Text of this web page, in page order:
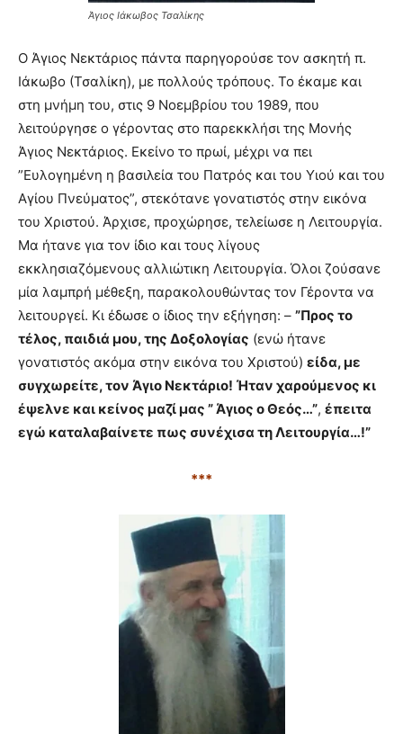
Άγιος Ιάκωβος Τσαλίκης
Ο Άγιος Νεκτάριος πάντα παρηγορούσε τον ασκητή π.
Ιάκωβο (Τσαλίκη), με πολλούς τρόπους. Το έκαμε και
στη μνήμη του, στις 9 Νοεμβρίου του 1989, που
λειτούργησε ο γέροντας στο παρεκκλήσι της Μονής
Άγιος Νεκτάριος. Εκείνο το πρωί, μέχρι να πει
”Ευλογημένη η βασιλεία του Πατρός και του Υιού και του
Αγίου Πνεύματος”, στεκότανε γονατιστός στην εικόνα
του Χριστού. Άρχισε, προχώρησε, τελείωσε η Λειτουργία.
Μα ήτανε για τον ίδιο και τους λίγους
εκκλησιαζόμενους αλλιώτικη Λειτουργία. Όλοι ζούσανε
μία λαμπρή μέθεξη, παρακολουθώντας τον Γέροντα να
λειτουργεί. Κι έδωσε ο ίδιος την εξήγηση: – ”Προς το
τέλος, παιδιά μου, της Δοξολογίας (ενώ ήτανε
γονατιστός ακόμα στην εικόνα του Χριστού) είδα, με
συγχωρείτε, τον Άγιο Νεκτάριο! Ήταν χαρούμενος κι
έψελνε και κείνος μαζί μας ” Άγιος ο Θεός…”, έπειτα
εγώ καταλαβαίνετε πως συνέχισα τη Λειτουργία…!”
***